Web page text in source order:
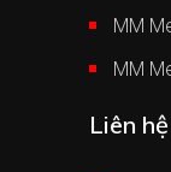
MM
MM
Liên hệ